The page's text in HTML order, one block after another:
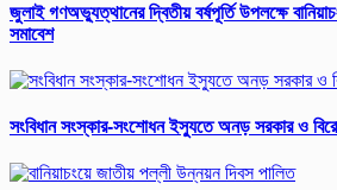
জুলাই গণঅভ্যুত্থানের দ্বিতীয় বর্ষপূর্তি উপলক্ষে
সমাবেশ
সংবিধান সংস্কার-সংশোধন ইস্যুতে অনড় সরকার ও